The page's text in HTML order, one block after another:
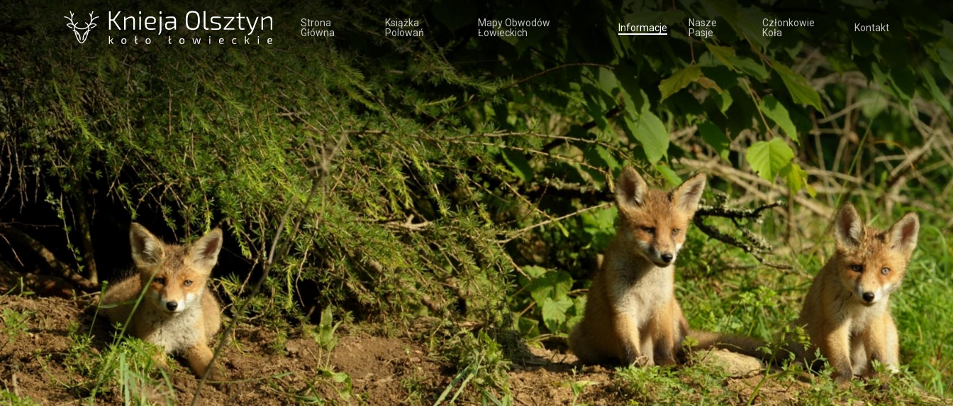
Strona
Główna
Książka
Polowań
Mapy Obwodów
Łowieckich
Informacje
Nasze
Pasje
Członkowie
Koła
Kontakt